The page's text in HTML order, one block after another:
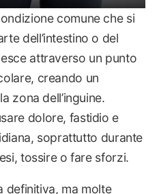
comune che si
dell’intestino o del
attraverso un punto
creando un
zona dell’inguine.
dolore, fastidio e
soprattutto durante
tossire o fare sforzi.
definitiva, ma molte